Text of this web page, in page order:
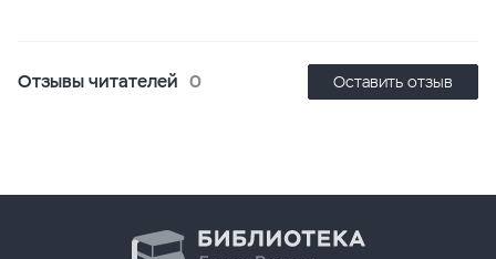
Отзывы читателей 0 Оставить отзыв